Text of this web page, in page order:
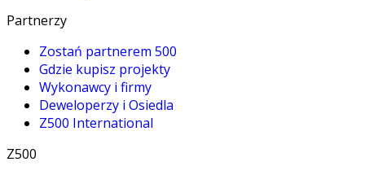
Partnerzy
Zostań partnerem 500
Gdzie kupisz projekty
Wykonawcy i firmy
Deweloperzy i Osiedla
Z500 International
Z500